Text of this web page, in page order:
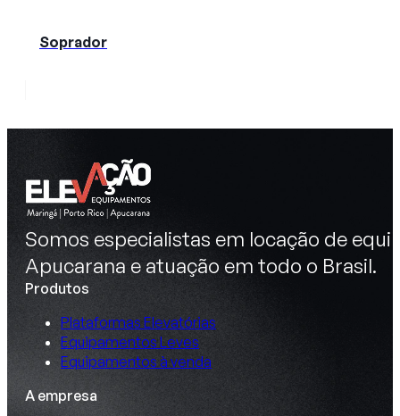
Soprador
Somos especialistas em locação de
Apucarana e atuação em todo o Brasil.
Produtos
Plataformas Elevatórias
Equipamentos Leves
Equipamentos à venda
A empresa